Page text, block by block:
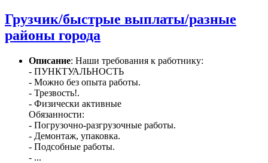
Грузчик/быстрые выплаты/разные
районы города
Описание: Наши требования к работнику:
- ПУНКТУАЛЬНОСТЬ
- Можно без опыта работы.
- Трезвость!.
- Физически активные
Обязанности:
- Погрузочно-разгрузочные работы.
- Демонтаж, упаковка.
- Подсобные работы.
- ...